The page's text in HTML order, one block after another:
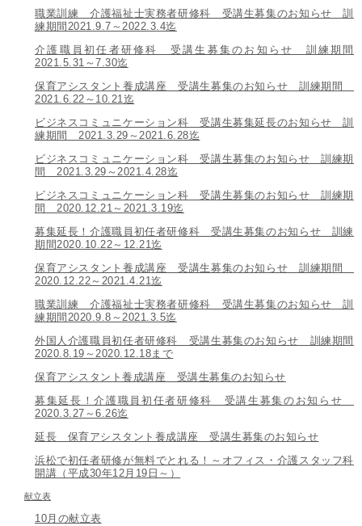
職業訓練 介護福祉士実務者研修科 受講生募集のお知らせ 訓
練期間2021.9.7～2022.3.4迄
介護職員初任者研修科 受講生募集のお知らせ 訓練期間
2021.5.31～7.30迄
保育アシスタント養成講座 受講生募集のお知らせ 訓練期間
2021.6.22～10.21迄
ビジネスコミュニケーション科 受講生募集延長のお知らせ 訓
練期間 2021.3.29～2021.6.28迄
ビジネスコミュニケーション科 受講生募集のお知らせ 訓練期
間 2021.3.29～2021.4.28迄
ビジネスコミュニケーション科 受講生募集のお知らせ 訓練期
間 2020.12.21～2021.3.19迄
募集延長！介護職員初任者研修科 受講生募集のお知らせ 訓練
期間2020.10.22～12.21迄
保育アシスタント養成講座 受講生募集のお知らせ 訓練期間
2020.12.22～2021.4.21迄
職業訓練 介護福祉士実務者研修科 受講生募集のお知らせ 訓
練期間2020.9.8～2021.3.5迄
外国人介護職員初任者研修科 受講生募集のお知らせ 訓練期間
2020.8.19～2020.12.18まで
保育アシスタント養成講座 受講生募集のお知らせ
募集延長！介護職員初任者研修科 受講生募集のお知らせ
2020.3.27～6.26迄
延長 保育アシスタント養成講座 受講生募集のお知らせ
浜松で初任者研修が無料でとれる！～オフィス・介護スタッフ科
開講（平成30年12月19日～）
献立表
10月の献立表